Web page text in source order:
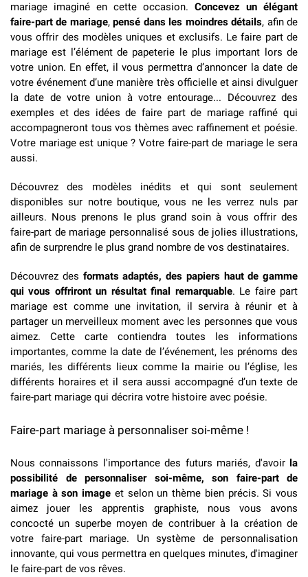
mariage imaginé en cette occasion. Concevez un élégant
faire-part de mariage,pensé dans les moindres détails, afin de
vous offrir des modèles uniques et exclusifs. Le faire part de
mariage est l’élément de papeterie le plus important lors de
votre union. En effet, il vous permettra d’annoncer la date de
votre événement d’une manière très officielle et ainsi divulguer
la date de votre union à votre entourage... Découvrez des
exemples et des idées de faire part de mariage raffiné qui
accompagneront tous vos thèmes avec raffinement et poésie.
Votre mariage est unique ? Votre faire-part de mariage le sera
aussi.
Découvrez des modèles inédits et qui sont seulement
disponibles sur notre boutique, vous ne les verrez nuls par
ailleurs. Nous prenons le plus grand soin à vous offrir des
faire-part de mariage personnalisé sous de jolies illustrations,
afin de surprendre le plus grand nombre de vos destinataires.
Découvrez des formats adaptés, des papiers haut de gamme
qui vous offriront un résultat final remarquable. Le faire part
mariage est comme une invitation, il servira à réunir et à
partager un merveilleux moment avec les personnes que vous
aimez. Cette carte contiendra toutes les informations
importantes, comme la date de l’événement, les prénoms des
mariés, les différents lieux comme la mairie ou l’église, les
différents horaires et il sera aussi accompagné d’untexte de
faire-part mariage qui décrira votre histoire avec poésie.
Faire-part mariage à personnaliser soi-même !
Nous connaissons l'importance des futurs mariés, d'avoir la
possibilité de personnaliser soi-même, son faire-part de
mariage à son image et selon un thème bien précis. Si vous
aimez jouer les apprentis graphiste, nous vous avons
concocté un superbe moyen de contribuer à la création de
votre faire-part mariage. Un système de personnalisation
innovante, qui vous permettra en quelques minutes, d'imaginer
le faire-part de vos rêves.